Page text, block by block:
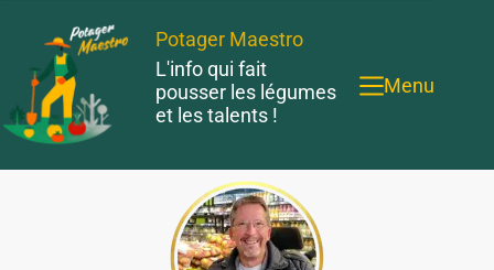
Potager Maestro
L'info qui fait
pousser les légumes
et les talents !
Menu